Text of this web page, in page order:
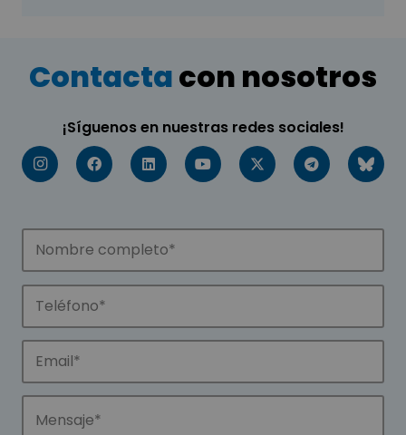
Contactacon nosotros
¡Síguenos en nuestras redes sociales!